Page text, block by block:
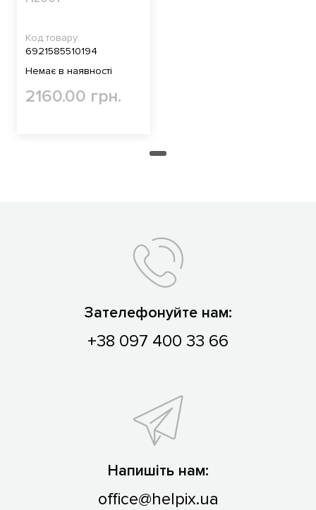
Код товару:
6921585510194
Немає в наявності
2160.00 грн.
Зателефонуйте нам:
+38 097 400 33 66
Напишіть нам:
office@helpix.ua